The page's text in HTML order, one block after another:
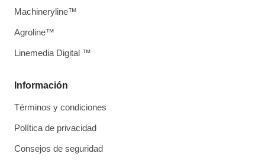
Información
Términos y condiciones
Política de privacidad
Consejos de seguridad
Machineryline™
Agroline™
Linemedia Digital ™